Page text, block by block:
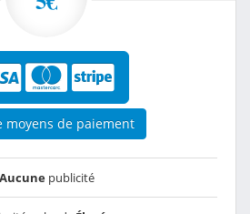
moyens de paiement
Aucunepublicité